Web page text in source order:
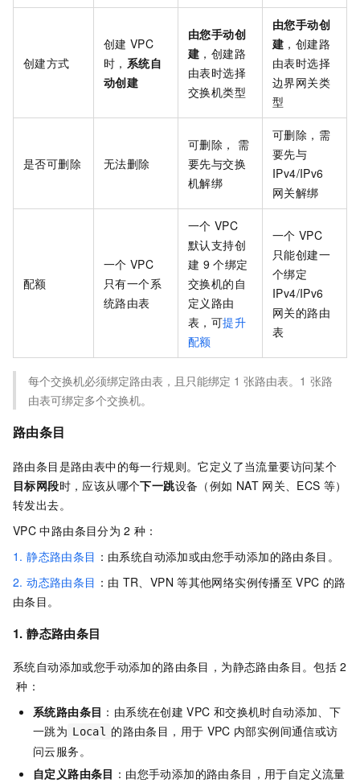
创建方式
创建 VPC
时， 系统自
动创建
由您手动创
建 ，创建路
由表时选择
交换机类型
由您手动创
建 ，创建路
由表时选择
边界网关类
型
是否可删除 无法删除
可删除， 需
要先与交换
机解绑
可删除，需
要先与
IPv4/IPv6
网关解绑
配额
一个 VPC
只有一个系
统路由表
一个 VPC
默认支持创
建 9 个绑定
交换机的自
定义路由
表，可提升
配额
一个 VPC
只能创建一
个绑定
IPv4/IPv6
网关的路由
表
每个交换机必须绑定路由表，且只能绑定 1 张路由表。1 张路
由表可绑定多个交换机。
路由条目
路由条目是路由表中的每一行规则。它定义了当流量要访问某个
目标网段时，应该从哪个下一跳设备（例如 NAT 网关、ECS 等）
转发出去。
VPC 中路由条目分为 2 种：
1. 静态路由条目 ：由系统自动添加或由您手动添加的路由条目。
2. 动态路由条目 ：由 TR、VPN 等其他网络实例传播至 VPC 的路
由条目。
1. 静态路由条目
系统自动添加或您手动添加的路由条目，为静态路由条目。包括 2
种：
系统路由条目 ：由系统在创建 VPC 和交换机时自动添加、下
一跳为 Local 的路由条目，用于 VPC 内部实例间通信或访
问云服务。
自定义路由条目 ：由您手动添加的路由条目，用于自定义流量